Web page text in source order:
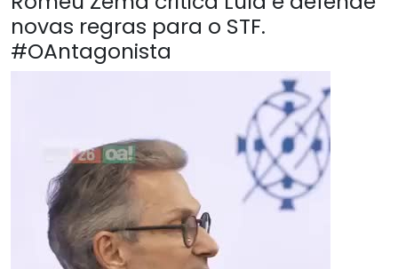
novas regras para o STF.
#OAntagonista